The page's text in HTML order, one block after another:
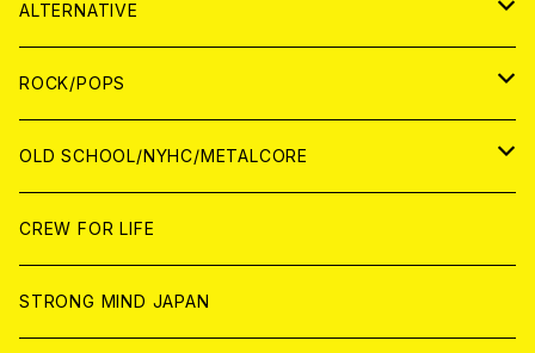
JAPAN
WORLD
CD
ANALOG
WORLD
CD
ANALOG
JAPAN
CD
ANALOG
WOLRD
CD
ANALOG
ALTERNATIVE
JAPAN
CD
ANALOG
WORLD
CD
ANALOG
ROCK/POPS
JAPAN
CD
ANALOG
WORLD
CD
OLD SCHOOL/NYHC/METALCORE
JAPAN
CD
WORLD
CREW FOR LIFE
STRONG MIND JAPAN